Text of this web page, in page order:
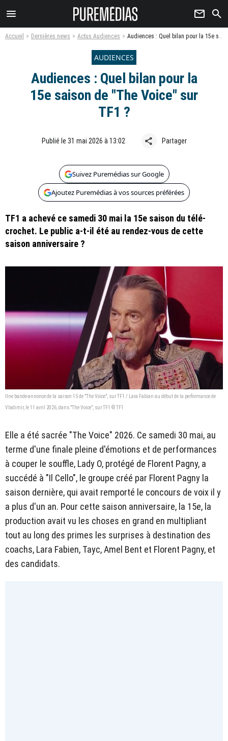
menu newsletter search
Accueil Dernières news Actus Audiences Audiences : Quel bilan pour la 15e saison de "The Voice" sur TF1 ?
AUDIENCES
Audiences : Quel bilan pour la
15e saison de "The Voice" sur
TF1 ?
Publié le 31 mai 2026 à 13:02 share Partager
Suivez Puremédias sur Google
Ajoutez Puremédias à vos sources préférées
TF1 a achevé ce samedi 30 mai la 15e saison du télé-
crochet. Le public a-t-il été au rendez-vous de cette
saison anniversaire ?
Une bande-annonce de la saison 15 de "The Voice", sur TF1 / Lara Fabian au début de la performance de
Vladimir, le 11 avril 2026, dans "The Voice", sur TF1 © TF1
Elle a été sacrée "The Voice" 2026. Ce samedi 30 mai, au
terme d'une finale pleine d'émotions et de performances
à couper le souffle, Lady O, protégé de Florent Pagny, a
succédé à "Il Cello", le groupe créé par Florent Pagny la
saison dernière, qui avait remporté le concours de voix il y
a plus d'un an. Pour cette saison anniversaire, la 15e, la
production avait vu les choses en grand en multipliant
tout au long des primes les surprises à destination des
coachs, Lara Fabien, Tayc, Amel Bent et Florent Pagny, et
des candidats.